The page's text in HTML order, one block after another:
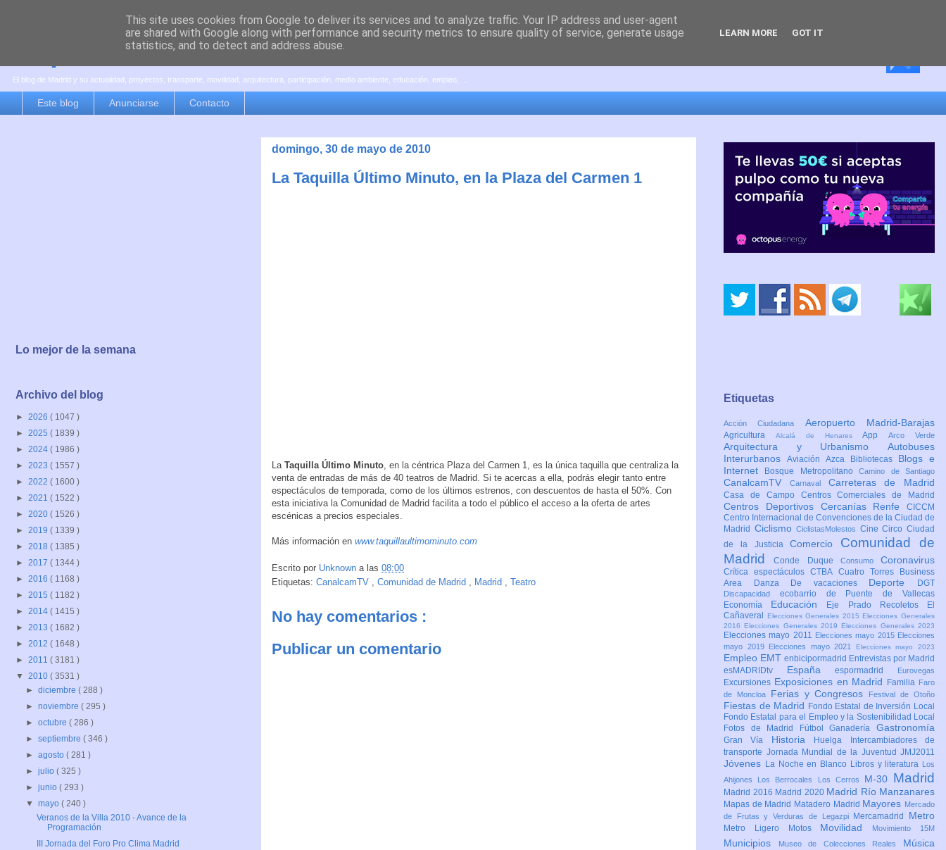
es por madrid
El blog de Madrid y su actualidad, proyectos, transporte, movilidad, arquitectura, participación, medio ambiente, educación, empleo, ...
Este blog Anunciarse Contacto
domingo, 30 de mayo de 2010
La Taquilla Último Minuto, en la Plaza del Carmen 1
La Taquilla Último Minuto , en la céntrica Plaza del Carmen 1, es la única taquilla que centraliza la
venta de entradas de más de 40 teatros de Madrid. Si te acercas a ella, podrás elegir tanto entre
espectáculos de temporada, como de los últimos estrenos, con descuentos de hasta el 50%. Con
esta iniciativa la Comunidad de Madrid facilita a todo el público el acceso a la oferta de artes
escénicas a precios especiales.
Más información en www.taquillaultimominuto.com
Escrito por Unknown a las 08:00
Etiquetas: CanalcamTV , Comunidad de Madrid , Madrid , Teatro
No hay comentarios :
Publicar un comentario
Lo mejor de la semana
Archivo del blog
► 2026 ( 1047 )
► 2025 ( 1839 )
► 2024 ( 1986 )
► 2023 ( 1557 )
► 2022 ( 1600 )
► 2021 ( 1522 )
► 2020 ( 1526 )
► 2019 ( 1339 )
► 2018 ( 1385 )
► 2017 ( 1344 )
► 2016 ( 1168 )
► 2015 ( 1182 )
► 2014 ( 1415 )
► 2013 ( 1682 )
► 2012 ( 1648 )
► 2011 ( 3181 )
▼ 2010 ( 3531 )
►diciembre( 288 )
►noviembre( 295 )
►octubre( 286 )
►septiembre( 346 )
►agosto( 281 )
►julio( 325 )
►junio( 293 )
▼mayo( 240 )
Veranos de la Villa 2010 - Avance de la
Programación
III Jornada del Foro Pro Clima Madrid
Etiquetas
Acción Ciudadana Aeropuerto Madrid-Barajas
Agricultura Alcalá de HenaresAppArco Verde
Arquitectura y Urbanismo Autobuses
Interurbanos Aviación Azca Bibliotecas Blogs e
Internet
Bosque MetropolitanoCamino de Santiago
CanalcamTV Carnaval Carreteras de Madrid
Casa de Campo Centros Comerciales de Madrid
Centros Deportivos Cercanías Renfe CICCM
Centro Internacional de Convenciones de la Ciudad de
Madrid CiclismoCiclistasMolestos CineCircoCiudad
de la JusticiaComercio Comunidad de
MadridConde Duque Consumo Coronavirus
Crítica espectáculosCTBA Cuatro Torres Business
Area
Danza De vacaciones Deporte DGT
Discapacidad ecobarrio de Puente de Vallecas
Economía Educación Eje Prado Recoletos
El
Cañaveral
Elecciones Generales 2015 Elecciones Generales
2016 Elecciones Generales 2019 Elecciones Generales 2023
Elecciones mayo 2011 Elecciones mayo 2015 Elecciones
mayo 2019
Elecciones mayo 2021 Elecciones mayo 2023
Empleo EMT enbicipormadrid Entrevistas por Madrid
esMADRIDtv Españaespormadrid Eurovegas
Excursiones Exposiciones en Madrid Familia Faro
de Moncloa
Ferias y Congresos Festival de Otoño
Fiestas de Madrid Fondo Estatal de Inversión Local
Fondo Estatal para el Empleo y la Sostenibilidad Local
Fotos de Madrid
FútbolGanaderíaGastronomía
Gran Vía Historia Huelga
Intercambiadores de
transporte Jornada Mundial de la Juventud JMJ2011
Jóvenes La Noche en Blanco Libros y literatura
Los
Ahijones
Los Berrocales Los Cerros M-30 Madrid
Madrid 2016 Madrid 2020 Madrid Río Manzanares
Mapas de Madrid Matadero Madrid Mayores Mercado
de Frutas y Verduras de Legazpi
Mercamadrid Metro
Metro Ligero Motos Movilidad Movimiento 15M
Municipios Museo de Colecciones Reales Música
This site uses cookies from Google to deliver its services and to analyze traffic. Your IP address and user-agent
are shared with Google along with performance and security metrics to ensure quality of service, generate usage
statistics, and to detect and address abuse.
LEARN MORE GOT IT